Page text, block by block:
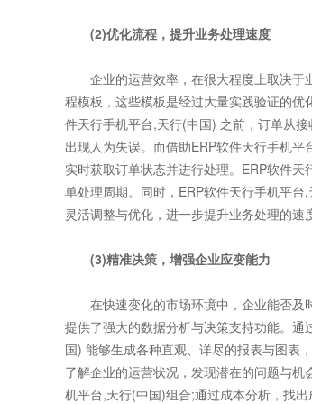
(2)优化流程，提升业务处理速度
企业的运营效率，在很大程度上取决于
程模板，这些模板是经过大量实践验证的
件天行手机平台,天行(中国) 之前，订单从
出现人为失误。而借助ERP软件天行手机
实时获取订单状态并进行处理。ERP软件
单处理周期。同时，ERP软件天行手机平
灵活调整与优化，进一步提升业务处理的速
(3)精准决策，增强企业应变能力
在快速变化的市场环境中，企业能否及
提供了强大的数据分析与决策支持功能。
国) 能够生成各种直观、详尽的报表与图表
了解企业的运营状况，发现潜在的问题与
机平台,天行(中国)组合;通过成本分析，找